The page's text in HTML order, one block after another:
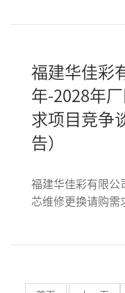
福建华佳彩
年-2028年
求项目竞争
告）
福建华佳彩有限公
芯维修更换请购